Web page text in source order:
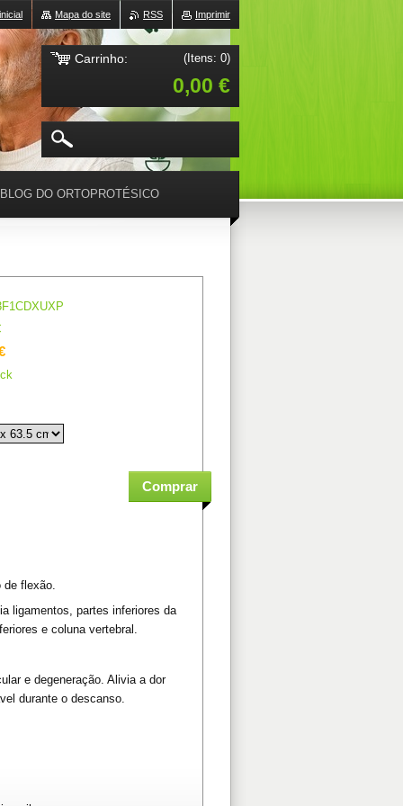
de flexão.
ligamentos, partes inferiores da
e coluna vertebral.
e degeneração. Alivia a dor
durante o descanso.
BLOG DO ORTOPROTÉSICO
Imprimir
RSS
Mapa do site
Carrinho: (Itens: 0)
0,00 €